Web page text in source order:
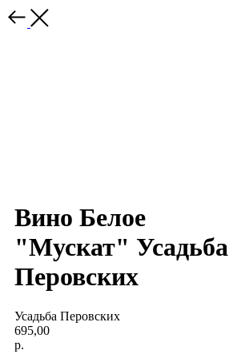
Вино Белое
"Мускат" Усадьба
Перовских
Усадьба Перовских
695,00
р.